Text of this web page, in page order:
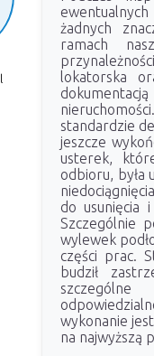
żadnych
ramach
lokatorska
standardzie
jeszcze
usterek,
odbioru, była
do usunięcia
Szczególnie
wylewek
części prac.
budził
wykonanie
na najwyższą